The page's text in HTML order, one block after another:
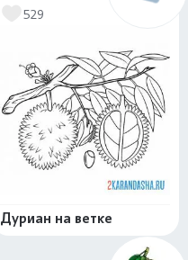
529
Дуриан на ветке